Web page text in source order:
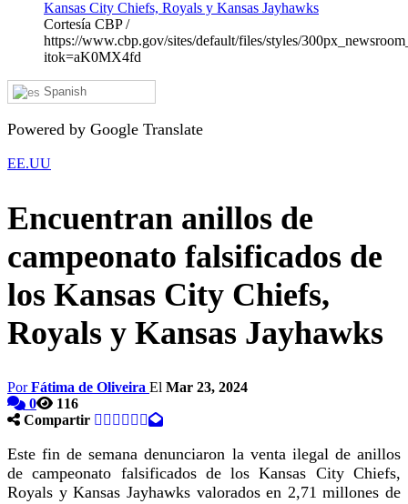
Cortesía CBP /
https://www.cbp.gov/sites/default/files/styles/
itok=aK0MX4fd
Spanish
Powered by Google Translate
EE.UU
Encuentran anillos de
campeonato falsificados de
los Kansas City Chiefs,
Royals y Kansas Jayhawks
PorFátima de Oliveira El Mar 23, 2024
0
116
Compartir
Este fin de semana denunciaron la venta ilegal de anillos
de campeonato falsificados de los Kansas City Chiefs,
Royals y Kansas Jayhawks valorados en 2,71 millones de